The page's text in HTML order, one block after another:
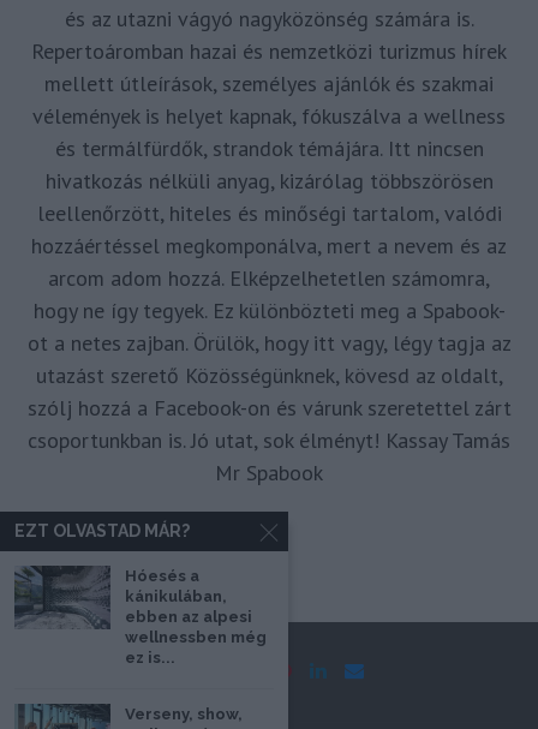
és az utazni vágyó nagyközönség számára is.
Repertoáromban hazai és nemzetközi turizmus hírek
mellett útleírások, személyes ajánlók és szakmai
vélemények is helyet kapnak, fókuszálva a wellness
és termálfürdők, strandok témájára. Itt nincsen
hivatkozás nélküli anyag, kizárólag többszörösen
leellenőrzött, hiteles és minőségi tartalom, valódi
hozzáértéssel megkomponálva, mert a nevem és az
arcom adom hozzá. Elképzelhetetlen számomra,
hogy ne így tegyek. Ez különbözteti meg a Spabook-
ot a netes zajban. Örülök, hogy itt vagy, légy tagja az
utazást szerető Közösségünknek, kövesd az oldalt,
szólj hozzá a Facebook-on és várunk szeretettel zárt
csoportunkban is. Jó utat, sok élményt! Kassay Tamás
Mr Spabook
EZT OLVASTAD MÁR?
Hóesés a
kánikulában,
ebben az alpesi
wellnessben még
ez is...
Verseny, show,